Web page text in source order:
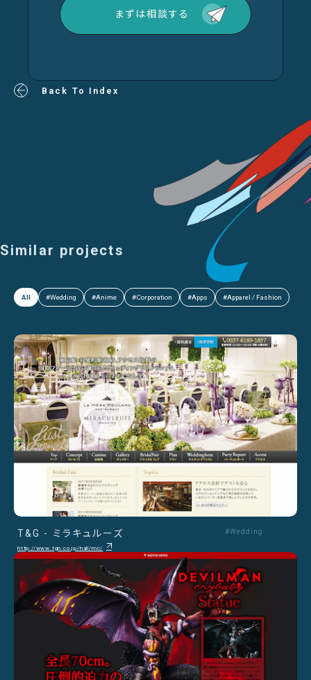
まずは相談する
Back To Index
Similar projects
All #Wedding #Anime #Corporation #Apps #Apparel / Fashion
T&G - ミラキュルーズ
http://www.tgn.co.jp/hall/mc/
#Wedding